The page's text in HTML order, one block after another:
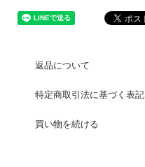
返品について
特定商取引法に基づく表記
買い物を続ける